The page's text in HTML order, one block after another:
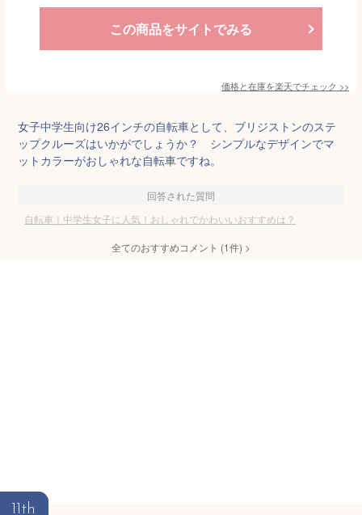
この商品をサイトでみる
価格と在庫を楽天でチェック >>
女子中学生向け26インチの自転車として、ブリジストンのステ
ップクルーズはいかがでしょうか？ シンプルなデザインでマ
ットカラーがおしゃれな自転車ですね。
回答された質問
自転車｜中学生女子に人気！おしゃれでかわいいおすすめは？
全てのおすすめコメント (1件) >
11th